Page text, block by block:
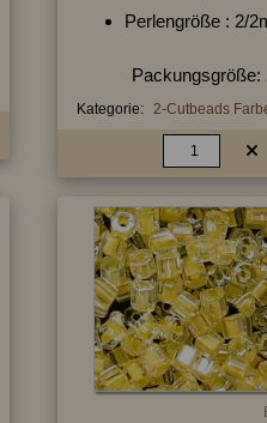
Perlengröße : 2/
Packungsgröße:
Kategorie: 2-Cutbeads